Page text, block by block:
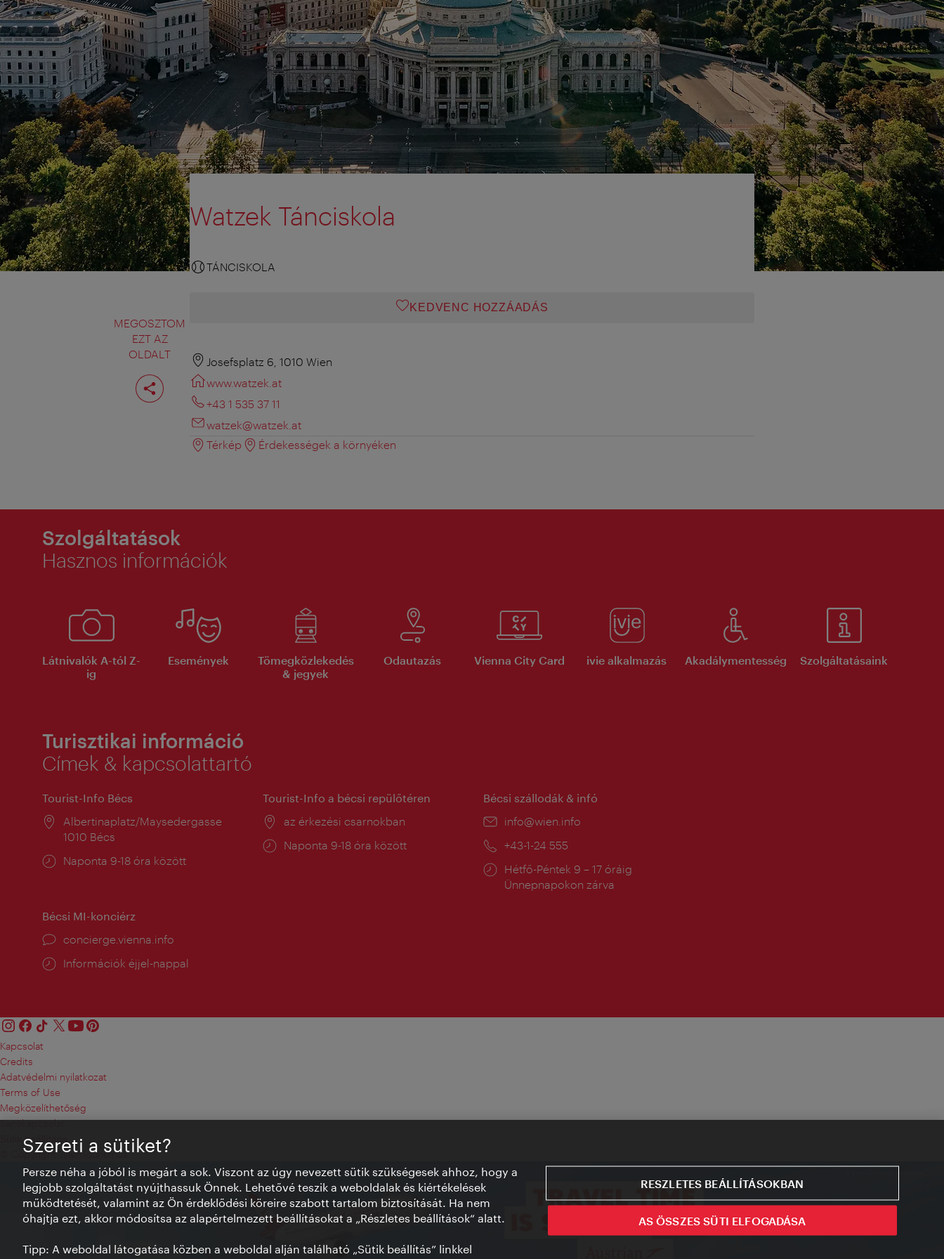
MEGOSZTOM
EZT AZ
OLDALT
Oldal
megosztása
Watzek Tánciskola
TÁNCISKOLA
KEDVENC HOZZÁADÁS
Josefsplatz 6, 1010 Wien
www.watzek.at
+43 1 535 37 11
watzek@watzek.at
Térkép
Érdekességek a környéken
Szolgáltatások
Hasznos információk
Látnivalók A-tól Z-
ig
Események
Tömegközlekedés
& jegyek
Odautazás Vienna City Card ivie alkalmazás Akadálymentesség Szolgáltatásaink
Turisztikai információ
Címek & kapcsolattartó
Tourist-Info Bécs
Helyszín:
Albertinaplatz/Maysedergasse
1010 Bécs
Nyitva
Naponta 9-18 óra között
Tourist-Info a bécsi repülőtéren
Helyszín:
az érkezési csarnokban
Nyitva
Naponta 9-18 óra között
Bécsi szállodák & infó
E-
info@wien.info
Telefon:
+43-1-24 555
Nyitva
tartás:
Hétfő-Péntek 9 – 17 óráig
Ünnepnapokon zárva
Bécsi MI-konciérz
concierge.vienna.info
Információk éjjel-nappal
Kapcsolat
Credits
Adatvédelmi nyilatkozat
Terms of Use
Megközelíthetőség
Sajtókapcsolat
Sütik beállítása
© Copyright WienTourismus
Szereti a sütiket?
Persze néha a jóból is megárt a sok. Viszont az úgy nevezett sütik szükségesek ahhoz, hogy a
legjobb szolgáltatást nyújthassuk Önnek. Lehetővé teszik a weboldalak és kiértékelések
működtetését, valamint az Ön érdeklődési köreire szabott tartalom biztosítását. Ha nem
óhajtja ezt, akkor módosítsa az alapértelmezett beállításokat a „Részletes beállítások“ alatt.
Tipp: A weboldal látogatása közben a weboldal alján található „Sütik beállítás” linkkel
RESZLETES BEÁLLÍTÁSOKBAN
AS ÖSSZES SÜTI ELFOGADÁSA